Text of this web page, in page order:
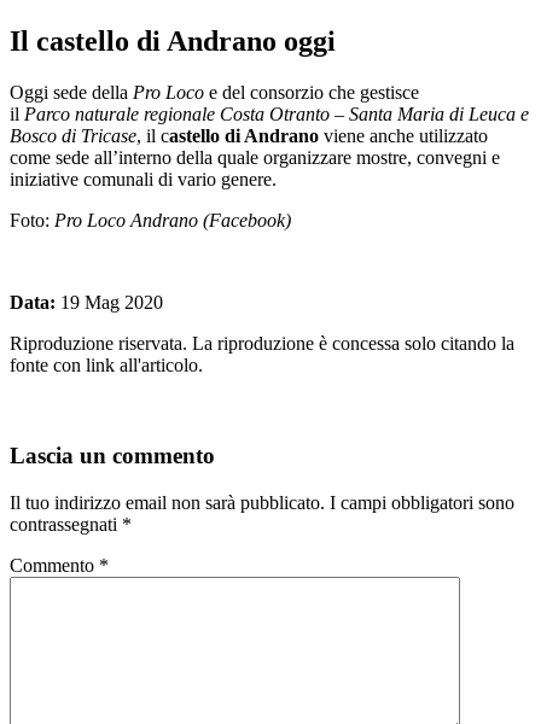
Il castello di Andrano oggi
Oggi sede della Pro Loco e del consorzio che gestisce
il Parco naturale regionale Costa Otranto – Santa Maria di Leuca e
Bosco di Tricase, il castello di Andrano viene anche utilizzato
come sede all’interno della quale organizzare mostre, convegni e
iniziative comunali di vario genere.
Foto: Pro Loco Andrano (Facebook)
Data: 19 Mag 2020
Riproduzione riservata. La riproduzione è concessa solo citando la
fonte con link all'articolo.
Lascia un commento
Il tuo indirizzo email non sarà pubblicato. I campi obbligatori sono
contrassegnati *
Commento *